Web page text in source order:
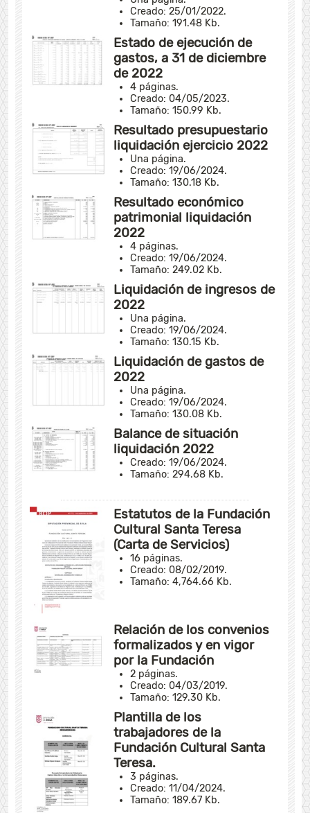
Creado: 25/01/2022.
Tamaño: 191.48 Kb.
Estado de ejecución de
gastos, a 31 de diciembre
de 2022
4 páginas.
Creado: 04/05/2023.
Tamaño: 150.99 Kb.
Resultado presupuestario
liquidación ejercicio 2022
Una página.
Creado: 19/06/2024.
Tamaño: 130.18 Kb.
Resultado económico
patrimonial liquidación
2022
4 páginas.
Creado: 19/06/2024.
Tamaño: 249.02 Kb.
Liquidación de ingresos de
2022
Una página.
Creado: 19/06/2024.
Tamaño: 130.15 Kb.
Liquidación de gastos de
2022
Una página.
Creado: 19/06/2024.
Tamaño: 130.08 Kb.
Balance de situación
liquidación 2022
Creado: 19/06/2024.
Tamaño: 294.68 Kb.
Estatutos de la Fundación
Cultural Santa Teresa
(Carta de Servicios)
16 páginas.
Creado: 08/02/2019.
Tamaño: 4,764.66 Kb.
Relación de los convenios
formalizados y en vigor
por la Fundación
2 páginas.
Creado: 04/03/2019.
Tamaño: 129.30 Kb.
Plantilla de los
trabajadores de la
Fundación Cultural Santa
Teresa.
3 páginas.
Creado: 11/04/2024.
Tamaño: 189.67 Kb.